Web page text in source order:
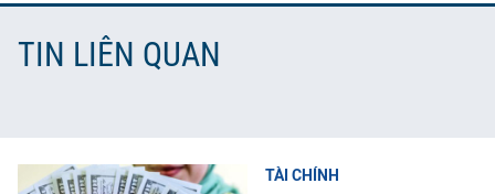
TIN LIÊN QUAN
TÀI CHÍNH